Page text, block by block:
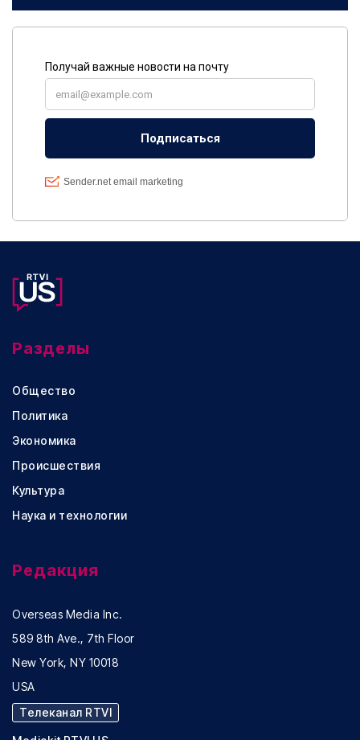
Разделы
Общество
Политика
Экономика
Происшествия
Культура
Наука и технологии
Редакция
Overseas Media Inc.
589 8th Ave., 7th Floor
New York, NY 10018
USA
Телеканал RTVI